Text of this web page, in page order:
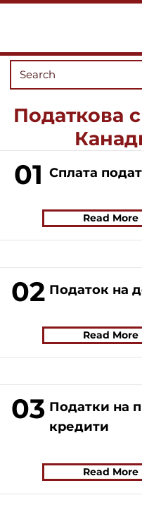
Податкова
01 Сплата
Read More
02 Податок на
Read More
03 Податки на
кредити
Read More